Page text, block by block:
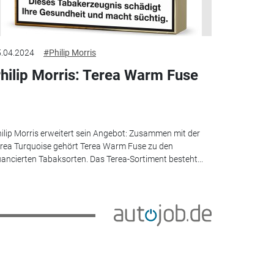
#Philip Morris
Morris: Terea Warm Fuse
Morris erweitert sein Angebot: Zusammen mit der
Turquoise gehört Terea Warm Fuse zu den
Tabaksorten. Das Terea-Sortiment besteht...